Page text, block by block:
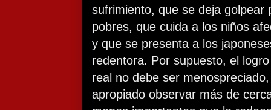
sufrimiento, que se deja golpear
pobres, que cuida a los niños
y que se presenta a los
redentora. Por supuesto, el
real no debe ser
apropiado observar más de